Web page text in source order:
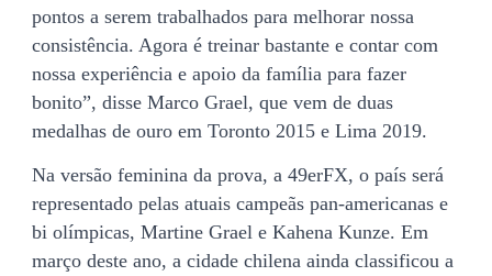
pontos a serem trabalhados para melhorar nossa
consistência. Agora é treinar bastante e contar com
nossa experiência e apoio da família para fazer
bonito”, disse Marco Grael, que vem de duas
medalhas de ouro em Toronto 2015 e Lima 2019.
Na versão feminina da prova, a 49erFX, o país será
representado pelas atuais campeãs pan-americanas e
bi olímpicas, Martine Grael e Kahena Kunze. Em
março deste ano, a cidade chilena ainda classificou a